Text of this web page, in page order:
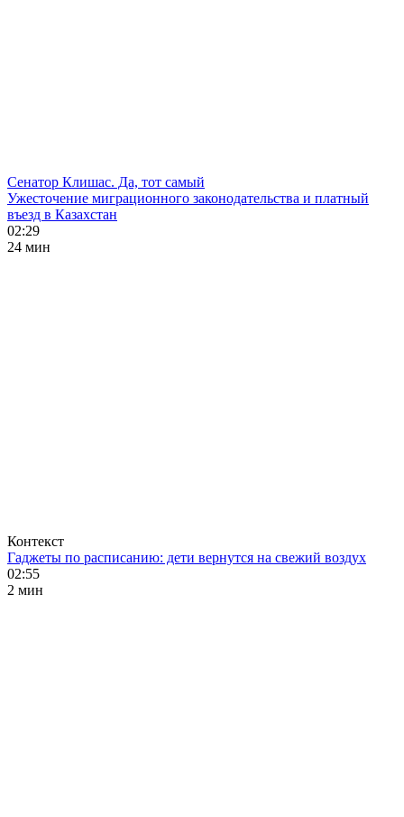
Сенатор Клишас. Да, тот самый
Ужесточение миграционного законодательства и платный
въезд в Казахстан
02:29
24 мин
Контекст
Гаджеты по расписанию: дети вернутся на свежий воздух
02:55
2 мин